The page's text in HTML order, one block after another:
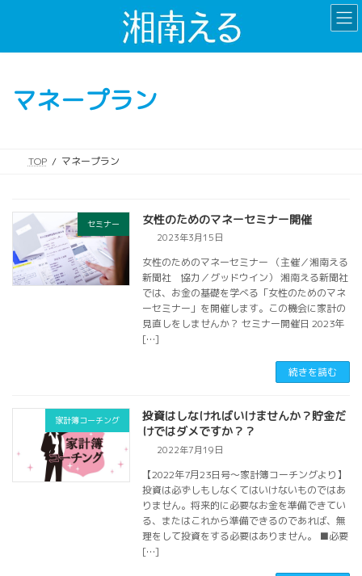
マネープラン
TOP マネープラン
セミナー 女性のためのマネーセミナー開催
2023年3月15日
女性のためのマネーセミナー （主催／湘南える
新聞社 協力／グッドウイン） 湘南える新聞社
では、お金の基礎を学べる「女性のためのマネ
ーセミナー」を開催します。この機会に家計の
見直しをしませんか？ セミナー開催日 2023年
[…]
続きを読む
家計簿コーチング
投資はしなければいけませんか？貯金だ
けではダメですか？？
2022年7月19日
【2022年7月23日号〜家計簿コーチングより】
投資は必ずしもしなくてはいけないものではあ
りません。将来的に必要なお金を準備できてい
る、またはこれから準備できるのであれば、無
理をして投資をする必要はありません。 ■必要
[…]